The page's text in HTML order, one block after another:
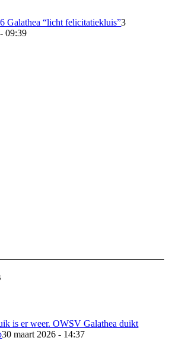
Galathea “licht felicitatiekluis”3
09:39
is er weer. OWSV Galathea duikt
30 maart 2026 - 14:37